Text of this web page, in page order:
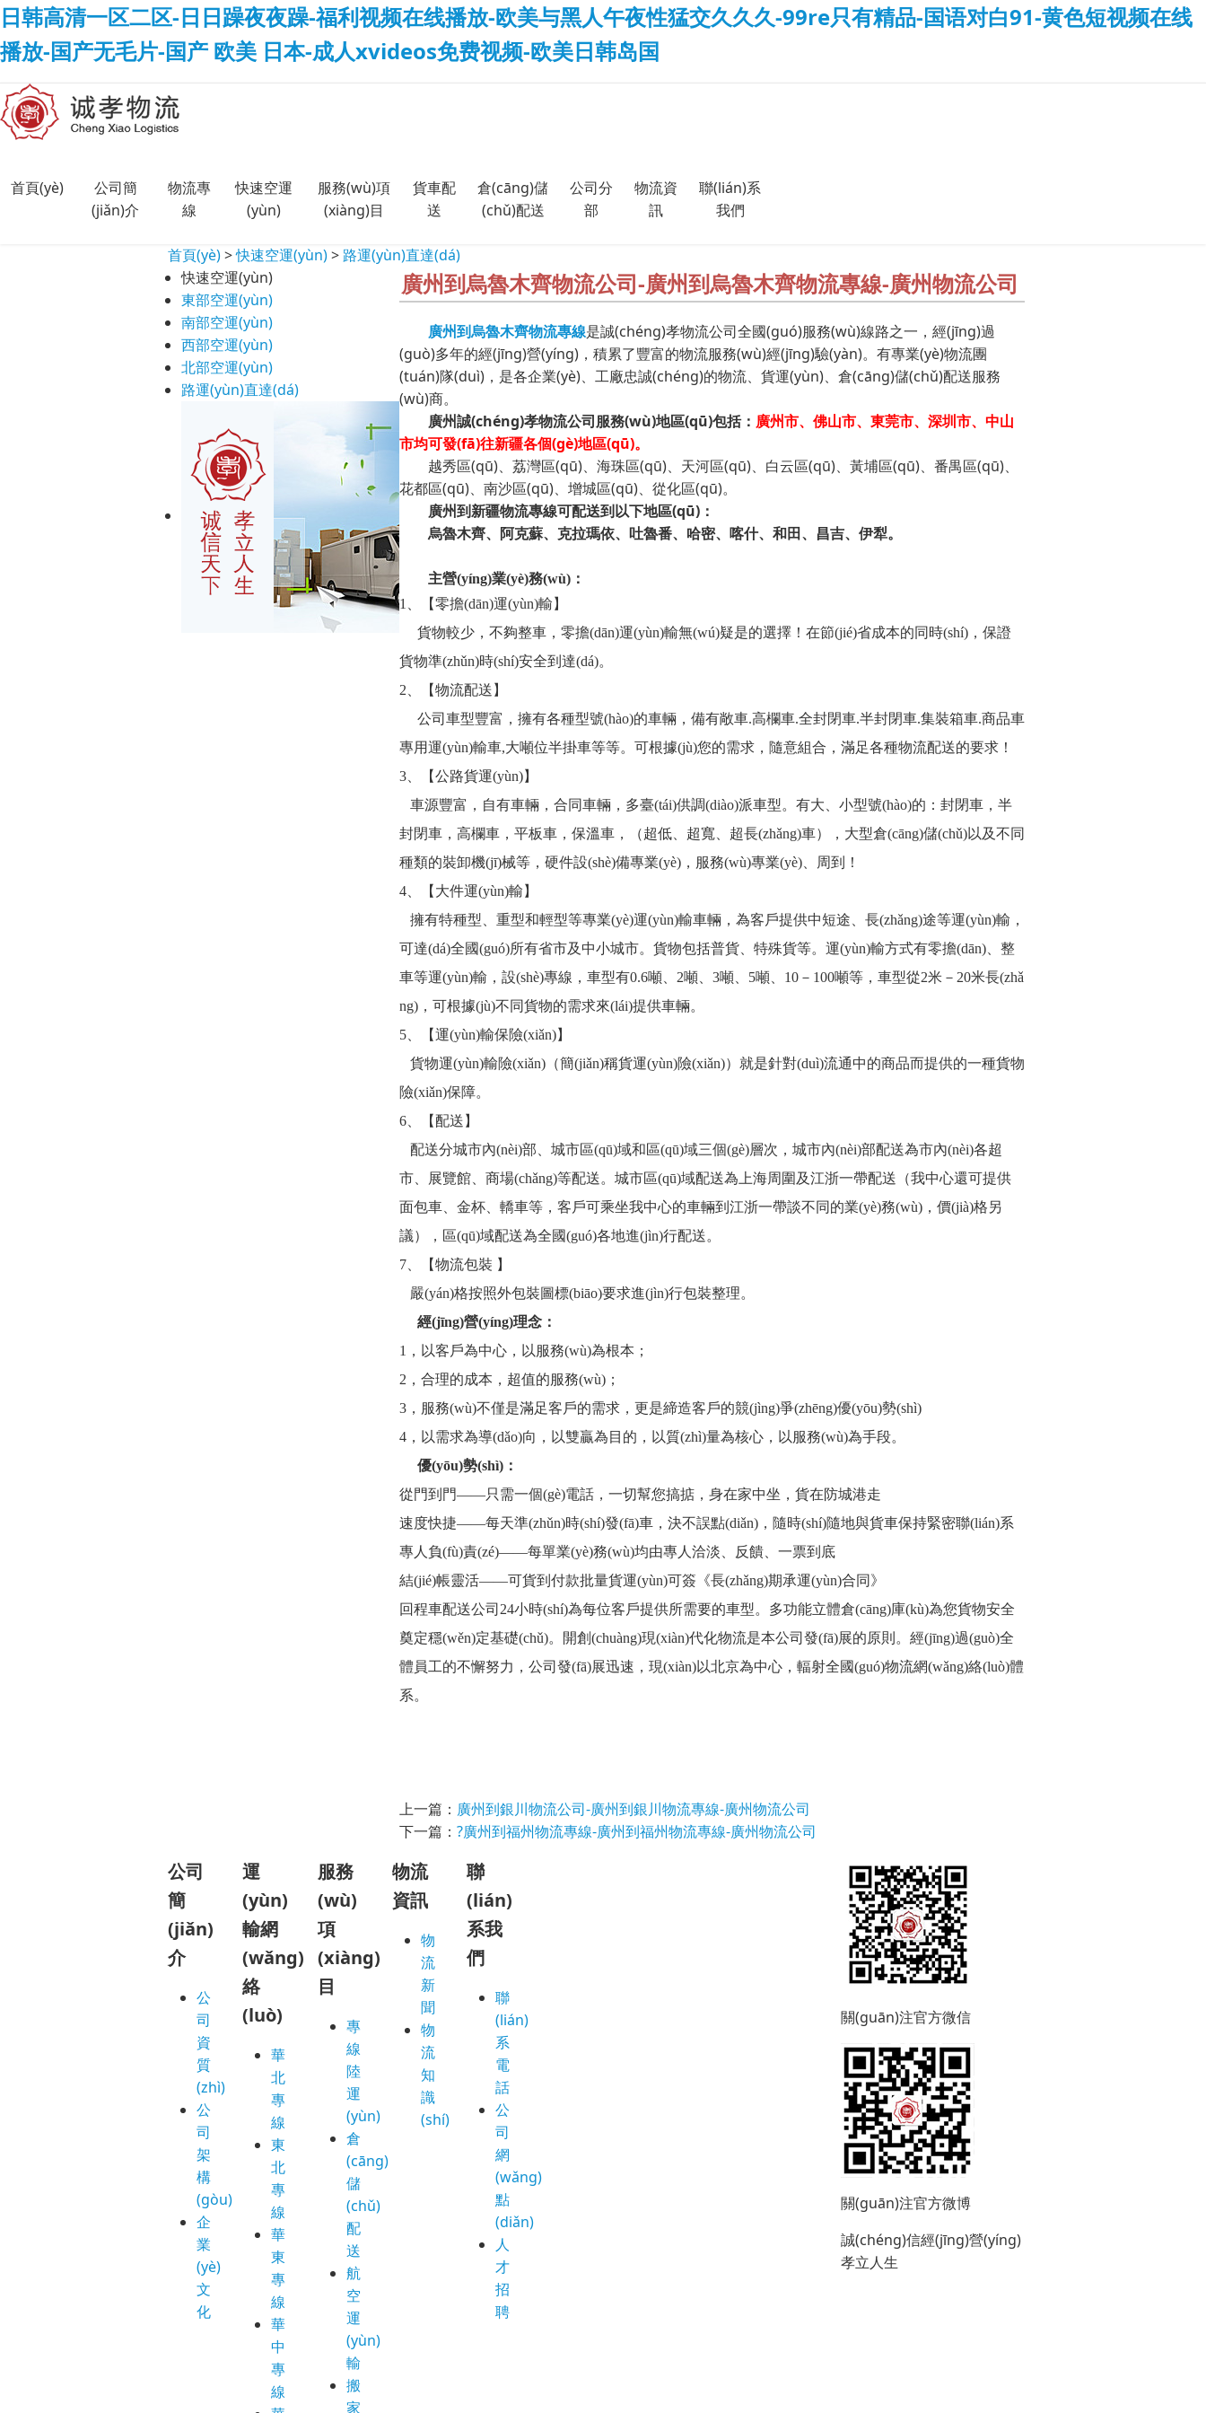
日韩高清一区二区-日日躁夜夜躁-福利视频在线播放-欧美与黑人午夜性猛交久久久-99re只有精品-国语对白91-黄色短视频在线
播放-国产无毛片-国产 欧美 日本-成人xvideos免费视频-欧美日韩岛国
首頁(yè)
公司簡
(jiǎn)介
物流專
線
快速空運
(yùn)
服務(wù)項
(xiàng)目
貨車配
送
倉(cāng)儲
(chǔ)配送
公司分
部
物流資
訊
聯(lián)系
我們
首頁(yè)>快速空運(yùn)> 路運(yùn)直達(dá)
快速空運(yùn)
東部空運(yùn)
南部空運(yùn)
西部空運(yùn)
北部空運(yùn)
路運(yùn)直達(dá)
廣州到烏魯木齊物流公司-廣州到烏魯木齊物流專線-廣州物流公司
廣州到烏魯木齊物流專線是誠(chéng)孝物流公司全國(guó)服務(wù)線路之一，經(jīng)過
(guò)多年的經(jīng)營(yíng)，積累了豐富的物流服務(wù)經(jīng)驗(yàn)。有專業(yè)物流團
(tuán)隊(duì)，是各企業(yè)、工廠忠誠(chéng)的物流、貨運(yùn)、倉(cāng)儲(chǔ)配送服務
(wù)商。
廣州誠(chéng)孝物流公司服務(wù)地區(qū)包括： 廣州市、佛山市、東莞市、深圳市、中山
市均可發(fā)往新疆各個(gè)地區(qū)。
越秀區(qū)、荔灣區(qū)、海珠區(qū)、天河區(qū)、白云區(qū)、黃埔區(qū)、番禺區(qū)、
花都區(qū)、南沙區(qū)、增城區(qū)、從化區(qū)。
廣州到新疆物流專線可配送到以下地區(qū)：
烏魯木齊、阿克蘇、克拉瑪依、吐魯番、哈密、喀什、和田、昌吉、伊犁。
主營(yíng)業(yè)務(wù)：
1、【零擔(dān)運(yùn)輸】
貨物較少，不夠整車，零擔(dān)運(yùn)輸無(wú)疑是的選擇！在節(jié)省成本的同時(shí)，保證
貨物準(zhǔn)時(shí)安全到達(dá)。
2、【物流配送】
公司車型豐富，擁有各種型號(hào)的車輛，備有敞車.高欄車.全封閉車.半封閉車.集裝箱車.商品車
專用運(yùn)輸車,大噸位半掛車等等。可根據(jù)您的需求，隨意組合，滿足各種物流配送的要求！
3、【公路貨運(yùn)】
車源豐富，自有車輛，合同車輛，多臺(tái)供調(diào)派車型。有大、小型號(hào)的：封閉車，半
封閉車，高欄車，平板車，保溫車，（超低、超寬、超長(zhǎng)車），大型倉(cāng)儲(chǔ)以及不同
種類的裝卸機(jī)械等，硬件設(shè)備專業(yè)，服務(wù)專業(yè)、周到！
4、【大件運(yùn)輸】
擁有特種型、重型和輕型等專業(yè)運(yùn)輸車輛，為客戶提供中短途、長(zhǎng)途等運(yùn)輸，
可達(dá)全國(guó)所有省市及中小城市。貨物包括普貨、特殊貨等。運(yùn)輸方式有零擔(dān)、整
車等運(yùn)輸，設(shè)專線，車型有0.6噸、2噸、3噸、5噸、10－100噸等，車型從2米－20米長(zhǎ
ng)，可根據(jù)不同貨物的需求來(lái)提供車輛。
5、【運(yùn)輸保險(xiǎn)】
貨物運(yùn)輸險(xiǎn)（簡(jiǎn)稱貨運(yùn)險(xiǎn)）就是針對(duì)流通中的商品而提供的一種貨物
險(xiǎn)保障。
6、【配送】
配送分城市內(nèi)部、城市區(qū)域和區(qū)域三個(gè)層次，城市內(nèi)部配送為市內(nèi)各超
市、展覽館、商場(chǎng)等配送。城市區(qū)域配送為上海周圍及江浙一帶配送（我中心還可提供
面包車、金杯、轎車等，客戶可乘坐我中心的車輛到江浙一帶談不同的業(yè)務(wù)，價(jià)格另
議），區(qū)域配送為全國(guó)各地進(jìn)行配送。
7、【物流包裝 】
嚴(yán)格按照外包裝圖標(biāo)要求進(jìn)行包裝整理。
經(jīng)營(yíng)理念：
1，以客戶為中心，以服務(wù)為根本；
2，合理的成本，超值的服務(wù)；
3，服務(wù)不僅是滿足客戶的需求，更是締造客戶的競(jìng)爭(zhēng)優(yōu)勢(shì)
4，以需求為導(dǎo)向，以雙贏為目的，以質(zhì)量為核心，以服務(wù)為手段。
優(yōu)勢(shì)：
從門到門——只需一個(gè)電話，一切幫您搞掂，身在家中坐，貨在防城港走
速度快捷——每天準(zhǔn)時(shí)發(fā)車，決不誤點(diǎn)，隨時(shí)隨地與貨車保持緊密聯(lián)系
專人負(fù)責(zé)——每單業(yè)務(wù)均由專人洽淡、反饋、一票到底
結(jié)帳靈活——可貨到付款批量貨運(yùn)可簽《長(zhǎng)期承運(yùn)合同》
回程車配送公司24小時(shí)為每位客戶提供所需要的車型。多功能立體倉(cāng)庫(kù)為您貨物安全
奠定穩(wěn)定基礎(chǔ)。開創(chuàng)現(xiàn)代化物流是本公司發(fā)展的原則。經(jīng)過(guò)全
體員工的不懈努力，公司發(fā)展迅速，現(xiàn)以北京為中心，輻射全國(guó)物流網(wǎng)絡(luò)體
系。
上一篇： 廣州到銀川物流公司-廣州到銀川物流專線-廣州物流公司
下一篇： ?廣州到福州物流專線-廣州到福州物流專線-廣州物流公司
公司
簡
(jiǎn)
介
公
司
資
質
(zhì)
公
司
架
構
(gòu)
企
業
(yè)
文
化
運
(yùn)
輸網
(wǎng)
絡
(luò)
華
北
專
線
東
北
專
線
華
東
專
線
華
中
專
線
服務
(wù)
項
(xiàng)
目
專
線
陸
運
(yùn)
倉
(cāng)
儲
(chǔ)
配
送
航
空
運
(yùn)
輸
搬
家
物流
資訊
物
流
新
聞
物
流
知
識
(shí)
聯
(lián)
系我
們
聯
(lián)
系
電
話
公
司
網
(wǎng)
點
(diǎn)
人
才
招
聘
關(guān)注官方微信
關(guān)注官方微博
誠(chéng)信經(jīng)營(yíng)
孝立人生